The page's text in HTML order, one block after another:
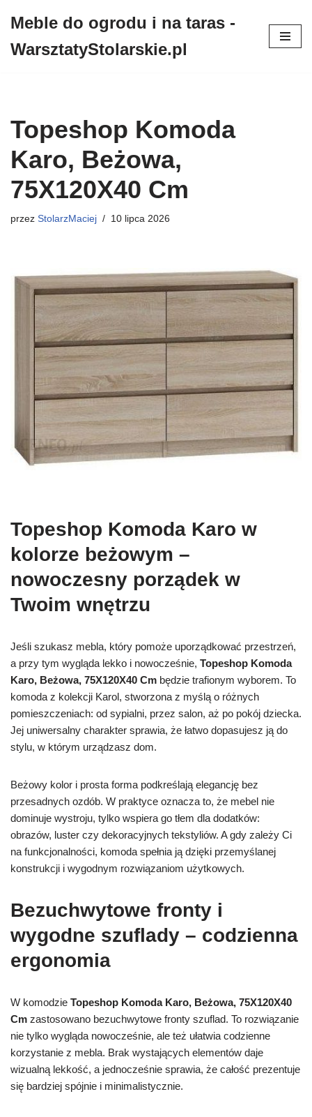
do
Meble do ogrodu i na taras -
WarsztatyStolarskie.pl
Topeshop Komoda
Karo, Beżowa,
75X120X40 Cm
przez StolarzMaciej 10 lipca 2026
Topeshop Komoda Karo w
kolorze beżowym –
nowoczesny porządek w
Twoim wnętrzu
Jeśli szukasz mebla, który pomoże uporządkować przestrzeń,
a przy tym wygląda lekko i nowocześnie, Topeshop Komoda
Karo, Beżowa, 75X120X40 Cm będzie trafionym wyborem. To
komoda z kolekcji Karol, stworzona z myślą o różnych
pomieszczeniach: od sypialni, przez salon, aż po pokój dziecka.
Jej uniwersalny charakter sprawia, że łatwo dopasujesz ją do
stylu, w którym urządzasz dom.
Beżowy kolor i prosta forma podkreślają elegancję bez
przesadnych ozdób. W praktyce oznacza to, że mebel nie
dominuje wystroju, tylko wspiera go tłem dla dodatków:
obrazów, luster czy dekoracyjnych tekstyliów. A gdy zależy Ci
na funkcjonalności, komoda spełnia ją dzięki przemyślanej
konstrukcji i wygodnym rozwiązaniom użytkowych.
Bezuchwytowe fronty i
wygodne szuflady – codzienna
ergonomia
W komodzie Topeshop Komoda Karo, Beżowa, 75X120X40
Cm zastosowano bezuchwytowe fronty szuflad. To rozwiązanie
nie tylko wygląda nowocześnie, ale też ułatwia codzienne
korzystanie z mebla. Brak wystających elementów daje
wizualną lekkość, a jednocześnie sprawia, że całość prezentuje
się bardziej spójnie i minimalistycznie.